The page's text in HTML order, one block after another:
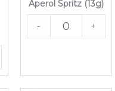
Aperol Spritz (13g)
- +